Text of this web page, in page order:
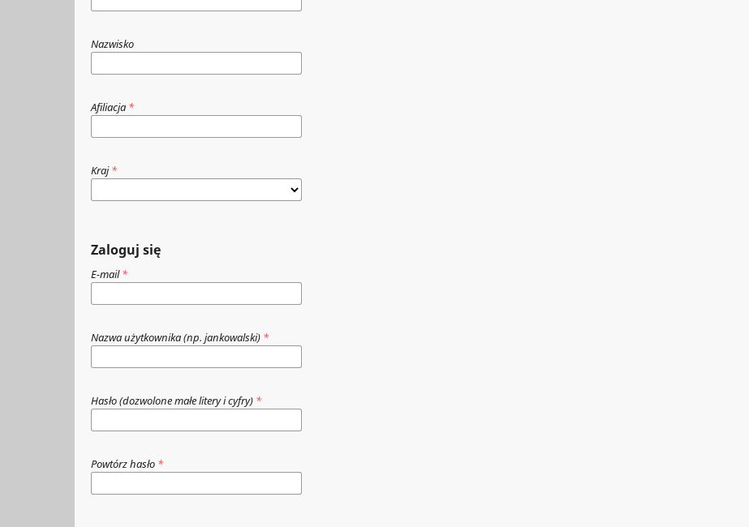
Nazwisko
Afiliacja *
Kraj*
Zaloguj się
E-mail*
Nazwa użytkownika (np. jankowalski) *
Hasło (dozwolone małe litery i cyfry) *
Powtórz hasło *